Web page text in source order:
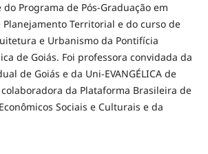
do Programa de Pós-Graduação em
Planejamento Territorial e do curso de
e Urbanismo da Pontifícia
de Goiás. Foi professora convidada da
de Goiás e da Uni-EVANGÉLICA de
da Plataforma Brasileira de
Sociais e Culturais e da